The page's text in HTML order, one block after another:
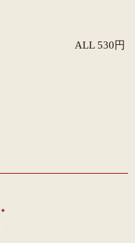
ALL 530円